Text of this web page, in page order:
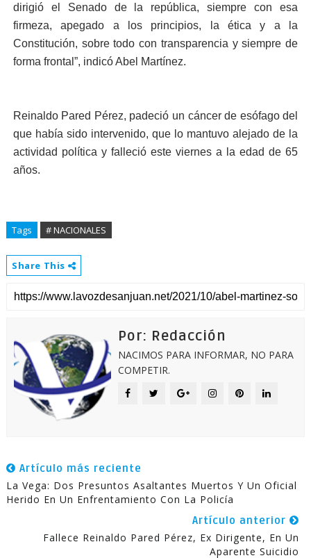
dirigió el Senado de la república, siempre con esa
firmeza, apegado a los principios, la ética y a la
Constitución, sobre todo con transparencia y siempre de
forma frontal”, indicó Abel Martínez.
Reinaldo Pared Pérez, padeció un cáncer de esófago del
que había sido intervenido, que lo mantuvo alejado de la
actividad política y falleció este viernes a la edad de 65
años.
Tags # NACIONALES
Share This
Por: Redacción
NACIMOS PARA INFORMAR, NO PARA
COMPETIR.
Artículo más reciente
La Vega: Dos Presuntos Asaltantes Muertos Y Un Oficial
Herido En Un Enfrentamiento Con La Policía
Artículo anterior
Fallece Reinaldo Pared Pérez, Ex Dirigente, En Un
Aparente Suicidio